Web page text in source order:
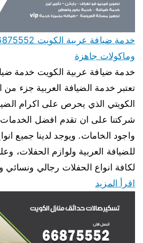
وماكولات جاهزة
خدمة ضيافة عربية الكويت خدمة
تعتبر خدمة الضيافة العربية جزء من
الكويتي الذي يحرص على اكرام
شركتنا على ان تقدم افضل الخدمات
واجود الخامات. ويوجد لدينا جميع
للضيافة العربية ولوازم الحفلات،
لكافة انواع الحفلات رجالي
اقرأ المزيد